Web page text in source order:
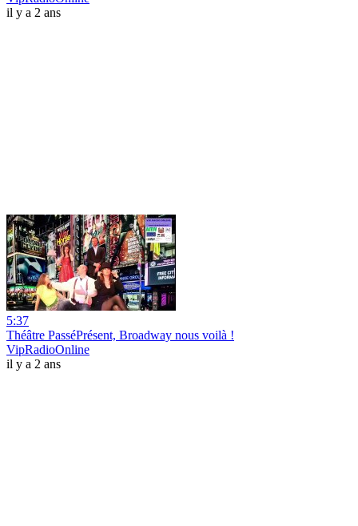
il y a 2 ans
5:37
Théâtre PasséPrésent, Broadway nous voilà !
VipRadioOnline
il y a 2 ans